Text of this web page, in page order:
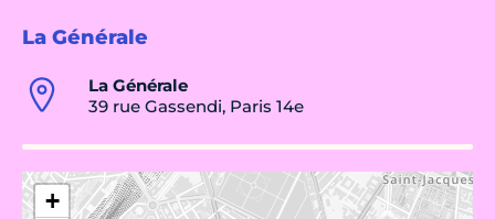
La Générale
La Générale
39 rue Gassendi, Paris 14e
+